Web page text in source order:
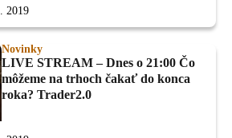
2019
Novinky
LIVE STREAM – Dnes o 21:00 Čo
môžeme na trhoch čakať do konca
roka? Trader2.0